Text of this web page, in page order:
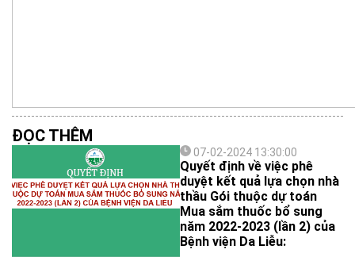
ĐỌC THÊM
07-02-2024 13:30:00
Quyết định về việc phê
duyệt kết quả lựa chọn nhà
thầu Gói thuộc dự toán
Mua sắm thuốc bổ sung
năm 2022-2023 (lần 2) của
Bệnh viện Da Liễu: